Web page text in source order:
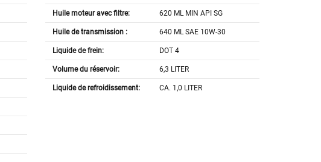
Huile moteur avec filtre: 620 ML MIN API SG
Huile de transmission : 640 ML SAE 10W-30
Liquide de frein: DOT 4
Volume du réservoir: 6,3 LITER
Liquide de refroidissement: CA. 1,0 LITER